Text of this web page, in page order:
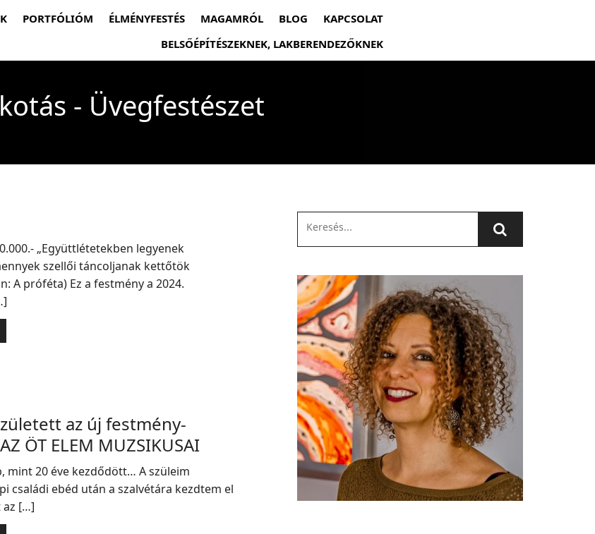
PORTFÓLIÓM ÉLMÉNYFESTÉS MAGAMRÓL BLOG
KAPCSOLAT
BELSŐÉPÍTÉSZEKNEK, LAKBERENDEZŐKNEK
- Üvegfestészet
„Együttlétetekben legyenek
szellői táncoljanak kettőtök
A próféta) Ez a festmény a 2024.
az új festmény-
ÖT ELEM MUZSIKUSAI
mint 20 éve kezdődött… A szüleim
családi ebéd után a szalvétára kezdtem el
az […]